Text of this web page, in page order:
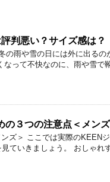
判悪い？サイズ感は？
の雨や雪の日には外に出るの
って不快なのに、雨や雪で
の３つの注意点＜メンズ
ズ＞ ここでは実際のKEEN
ていきましょう。 おしゃれ